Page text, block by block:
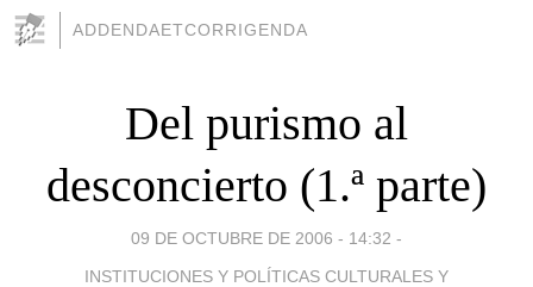
ADDENDAETCORRIGENDA
Del purismo al
desconcierto (1.ª parte)
09 DE OCTUBRE DE 2006 - 14:32 -
INSTITUCIONES Y POLÍTICAS CULTURALES Y